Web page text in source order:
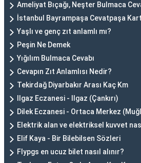
Ameliyat Bıçağı, Neşter Bulmaca
İstanbul Bayrampaşa Cevatpaşa
Yaşlı ve genç zıt anlamlı mı?
Peşin Ne Demek
Yığılım Bulmaca Cevabı
Cevapın Zıt Anlamlısı Nedir?
Tekirdağ Diyarbakır Arası Kaç Km
Ilgaz Eczanesi - Ilgaz (Çankırı)
Dilek Eczanesi - Ortaca Merkez
Elektrik alan ve elektriksel kuvvet
Elif Kaya - Bir Bilebilsen Sözleri
Flypgs en ucuz bilet nasıl alınır?